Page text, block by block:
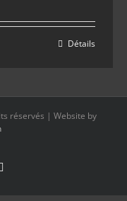
Détails
réservés | Website by